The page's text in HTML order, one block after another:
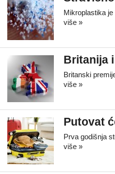
Mikroplastika
više »
Britanija
Britanski
više »
Putovat
Prva godišnja
više »